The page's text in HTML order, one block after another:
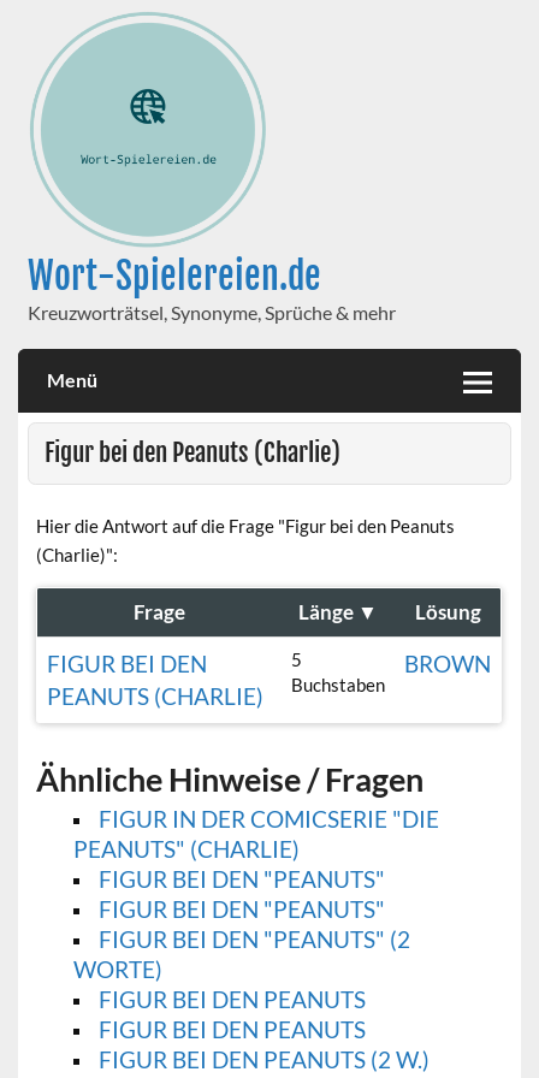
Wort-Spielereien.de
Kreuzworträtsel, Synonyme, Sprüche & mehr
Menü
Figur bei den Peanuts (Charlie)
Hier die Antwort auf die Frage "Figur bei den Peanuts
(Charlie)":
Frage Länge ▼ Lösung
FIGUR BEI DEN
PEANUTS (CHARLIE)
5
Buchstaben
BROWN
Ähnliche Hinweise / Fragen
FIGUR IN DER COMICSERIE "DIE
PEANUTS" (CHARLIE)
FIGUR BEI DEN "PEANUTS"
FIGUR BEI DEN "PEANUTS"
FIGUR BEI DEN "PEANUTS" (2
WORTE)
FIGUR BEI DEN PEANUTS
FIGUR BEI DEN PEANUTS
FIGUR BEI DEN PEANUTS (2 W.)